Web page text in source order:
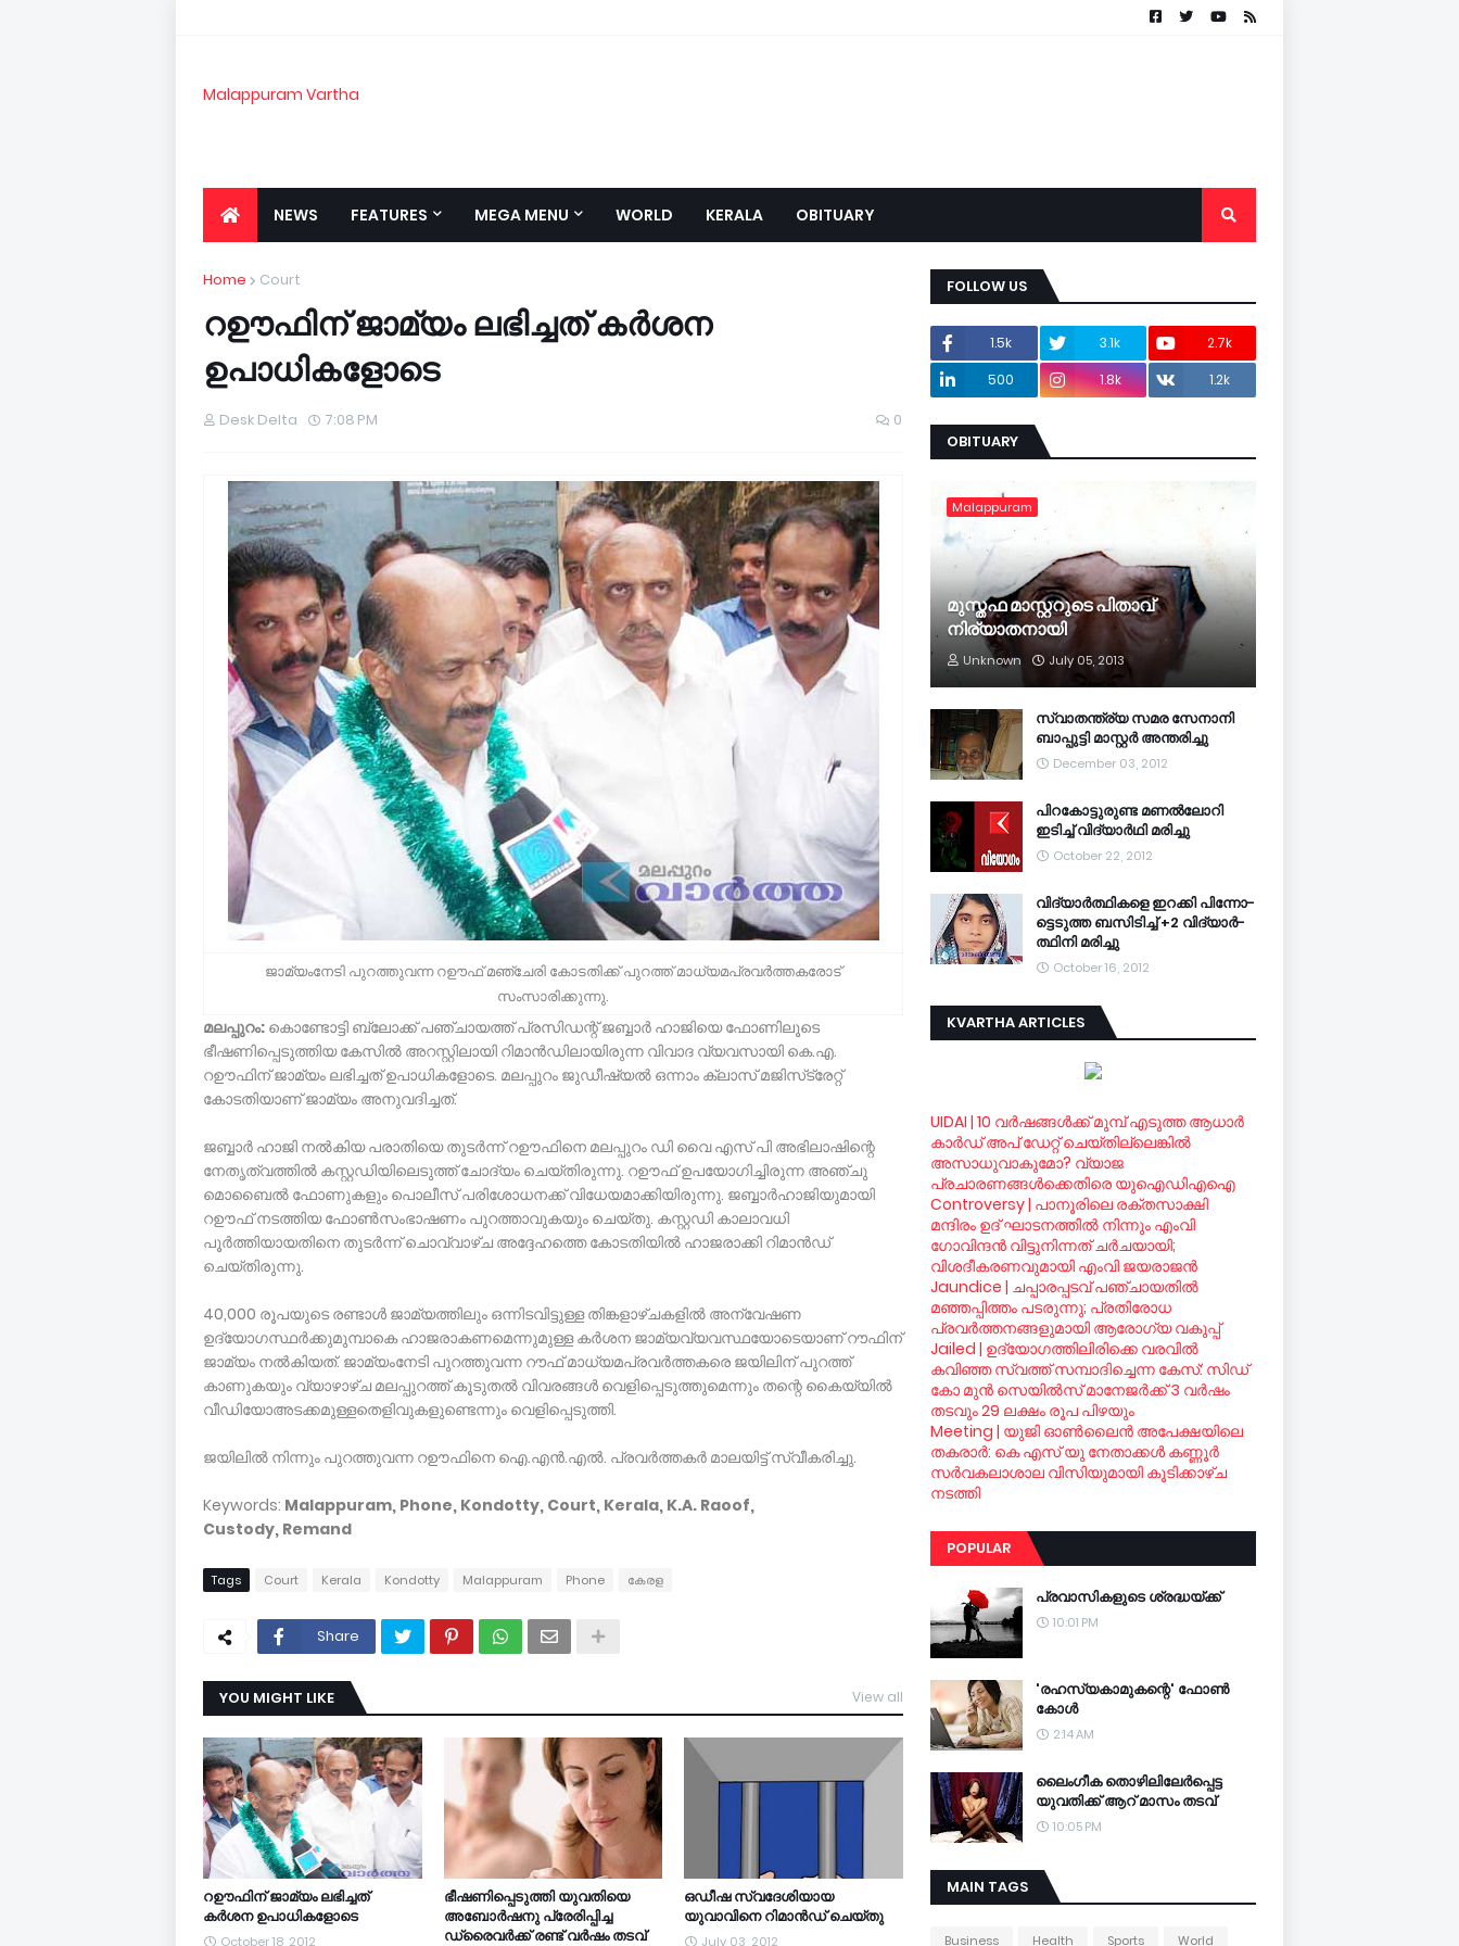
Malappuram Vartha
NEWS FEATURES MEGA MENU WORLD KERALA OBITUARY
Home Court
റഊഫിന് ജാമ്യം ലഭിച്ചത് കര്‍ശന
ഉപാധികളോടെ
Desk Delta 7:08 PM 0
ജാമ്യംനേടി പുറത്തുവന്ന റഊഫ് മഞ്ചേരി കോടതിക്ക് പുറത്ത് മാധ്യമപ്രവര്‍ത്തകരോട്
സംസാരിക്കുന്നു.
മലപ്പുറം: കൊണ്ടോട്ടി ബ്ലോക്ക് പഞ്ചായത്ത് പ്രസിഡന്റ് ജബ്ബാര്‍ ഹാജിയെ ഫോണിലൂടെ
ഭീഷണിപ്പെടുത്തിയ കേസില്‍ അറസ്റ്റിലായി റിമാന്‍ഡിലായിരുന്ന വിവാദ വ്യവസായി കെ.എ.
റഊഫിന് ജാമ്യം ലഭിച്ചത് ഉപാധികളോടെ. മലപ്പുറം ജുഡീഷ്യല്‍ ഒന്നാം ക്ലാസ് മജിസ്‌ട്രേറ്റ്
കോടതിയാണ് ജാമ്യം അനുവദിച്ചത്.
ജബ്ബാര്‍ ഹാജി നല്‍കിയ പരാതിയെ തുടര്‍ന്ന് റഊഫിനെ മലപ്പുറം ഡി വൈ എസ് പി അഭിലാഷിന്റെ
നേതൃത്വത്തില്‍ കസ്റ്റഡിയിലെടുത്ത് ചോദ്യം ചെയ്തിരുന്നു. റഊഫ് ഉപയോഗിച്ചിരുന്ന അഞ്ചു
മൊബൈല്‍ ഫോണുകളും പൊലീസ് പരിശോധനക്ക് വിധേയമാക്കിയിരുന്നു. ജബ്ബാര്‍ഹാജിയുമായി
റഊഫ് നടത്തിയ ഫോണ്‍സംഭാഷണം പുറത്താവുകയും ചെയ്തു. കസ്റ്റഡി കാലാവധി
പൂര്‍ത്തിയായതിനെ തുടര്‍ന്ന് ചൊവ്വാഴ്ച അദ്ദേഹത്തെ കോടതിയില്‍ ഹാജരാക്കി റിമാന്‍ഡ്
ചെയ്തിരുന്നു.
40,000 രൂപയുടെ രണ്ടാള്‍ ജാമ്യത്തിലും ഒന്നിടവിട്ടുള്ള തിങ്കളാഴ്ചകളില്‍ അന്വേഷണ
ഉദ്യോഗസ്ഥര്‍ക്കുമുമ്പാകെ ഹാജരാകണമെന്നുമുള്ള കര്‍ശന ജാമ്യവ്യവസ്ഥയോടെയാണ് റൗഫിന്
ജാമ്യം നല്‍കിയത്. ജാമ്യംനേടി പുറത്തുവന്ന റൗഫ് മാധ്യമപ്രവര്‍ത്തകരെ ജയിലിന് പുറത്ത്
കാണുകയും വ്യാഴാഴ്ച മലപ്പുറത്ത് കൂടുതല്‍ വിവരങ്ങള്‍ വെളിപ്പെടുത്തുമെന്നും തന്റെ കൈയ്യില്‍
വീഡിയോഅടക്കമുള്ളതെളിവുകളുണ്ടെന്നും വെളിപ്പെടുത്തി.
ജയിലില്‍ നിന്നും പുറത്തുവന്ന റഊഫിനെ ഐ.എന്‍.എല്‍. പ്രവര്‍ത്തകര്‍ മാലയിട്ട് സ്വീകരിച്ചു.
Keywords: Malappuram, Phone, Kondotty, Court, Kerala, K.A. Raoof,
Custody, Remand
Tags Court Kerala Kondotty Malappuram Phone കേരള
Share
YOU MIGHT LIKE View all
റഊഫിന് ജാമ്യം ലഭിച്ചത്
കര്‍ശന ഉപാധികളോടെ
October 18, 2012
ഭീഷണിപ്പെടുത്തി യുവതിയെ
അബോര്‍ഷനു പ്രേരിപ്പിച്ച
ഡ്രൈവര്‍ക്ക് രണ്ട് വര്‍ഷം തടവ്
ഒഡീഷ സ്വദേശിയായ
യുവാവിനെ റിമാന്‍ഡ് ചെയ്തു
July 03, 2012
FOLLOW US
1.5k 3.1k
2.7k
500
1.8k 1.2k
OBITUARY
Malappuram
മുസ്തഫ മാസ്റ്ററുടെ പിതാവ്
നിര്യാതനായി
Unknown July 05, 2013
സ്വാതന്ത്ര്യ സമര സേനാനി
ബാപ്പുട്ടി മാസ്റ്റര്‍ അന്തരിച്ചു
December 03, 2012
പിറകോട്ടുരുണ്ട മണല്‍ലോറി
ഇടിച്ച് വിദ്യാര്‍ഥി മരിച്ചു
October 22, 2012
വി­ദ്യാര്‍­ത്ഥിക­ളെ ഇറ­ക്കി പി­ന്നോ­
ട്ടെ­ടുത്ത ബ­സി­ടി­ച്ച് +2 വി­ദ്യാര്‍­
ത്ഥിനി മ­രി­ച്ചു
October 16, 2012
KVARTHA ARTICLES
UIDAI | 10 വര്‍ഷങ്ങള്‍ക്ക് മുമ്പ് എടുത്ത ആധാര്‍
കാര്‍ഡ് അപ് ഡേറ്റ് ചെയ്തില്ലെങ്കില്‍
അസാധുവാകുമോ? വ്യാജ
പ്രചാരണങ്ങള്‍ക്കെതിരെ യുഐഡിഎഐ
Controversy | പാനൂരിലെ രക്തസാക്ഷി
മന്ദിരം ഉദ് ഘാടനത്തില്‍ നിന്നും എംവി
ഗോവിന്ദന്‍ വിട്ടുനിന്നത് ചര്‍ചയായി;
വിശദീകരണവുമായി എംവി ജയരാജന്‍
Jaundice | ചപ്പാരപ്പടവ് പഞ്ചായതില്‍
മഞ്ഞപ്പിത്തം പടരുന്നു; പ്രതിരോധ
പ്രവര്‍ത്തനങ്ങളുമായി ആരോഗ്യ വകുപ്പ്
Jailed | ഉദ്യോഗത്തിലിരിക്കെ വരവില്‍
കവിഞ്ഞ സ്വത്ത് സമ്പാദിച്ചെന്ന കേസ്: സിഡ്
കോ മുന്‍ സെയില്‍സ് മാനേജര്‍ക്ക് 3 വര്‍ഷം
തടവും 29 ലക്ഷം രൂപ പിഴയും
Meeting | യുജി ഓണ്‍ലൈന്‍ അപേക്ഷയിലെ
തകരാര്‍: കെ എസ് യു നേതാക്കള്‍ കണ്ണൂര്‍
സര്‍വകലാശാല വിസിയുമായി കൂടിക്കാഴ്ച
നടത്തി
POPULAR
പ്രവാസികളുടെ ശ്രദ്ധയ്ക്ക്
10:01 PM
'രഹസ്യകാമുകന്റെ' ഫോണ്‍
കോള്‍
2:14 AM
ലൈംഗീക തൊഴിലിലേര്‍പ്പെട്ട
യുവതിക്ക് ആറ് മാസം തടവ്
10:05 PM
MAIN TAGS
Business Health Sports World